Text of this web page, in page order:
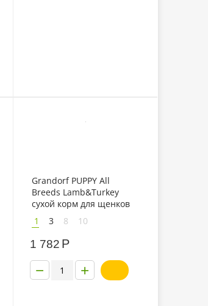
Grandorf PUPPY All
Breeds Lamb&Turkey
сухой корм для щенков
от 3 недель всех пород
ягненок с индейкой
1 3 8 10
1 782 Р
+
−